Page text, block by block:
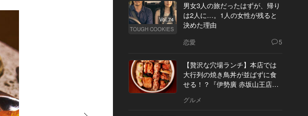
Vol.74
TOUGH COOKIES
男女3人の旅だったはずが、帰り
は2人に…。1人の女性が残ると
決めた理由
恋愛 5
【贅沢な穴場ランチ】本店では
大行列の焼き鳥丼が並ばずに食
せる！？『伊勢廣 赤坂山王店』
グルメ